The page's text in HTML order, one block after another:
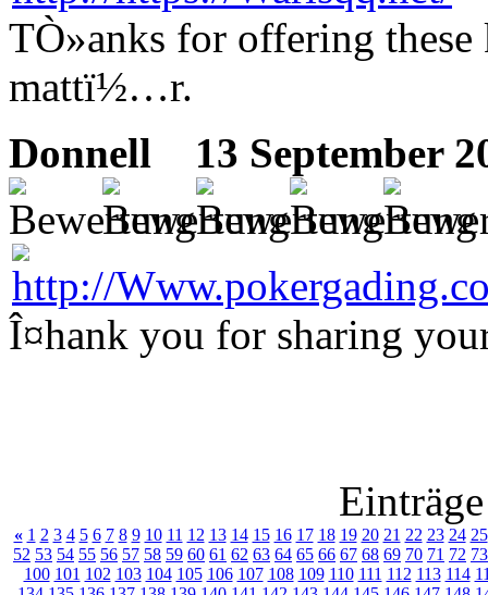
TÒ»anks for offering
mattï½…r.
Donnell
13 September
Î¤hank you for sharing
« 1 2 3 4 5 6 7 8 9 10 11 12 13 14 15 16 17 18 19 20 21 22 23 24 25
52 53 54 55 56 57 58 59 60 61 62 63 64 65 66 67 68 69 70 71 72 73
100 101 102 103 104 105 106 107 108 109 110 111 112 113 114